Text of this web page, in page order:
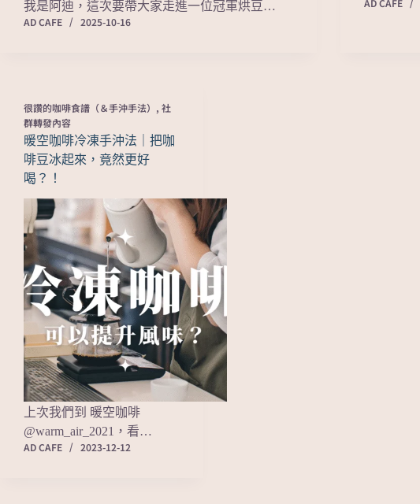
我是阿迪，這次要帶大家走進一位冠軍烘豆…
AD CAFE
2025-10-16
AD CAFE
很讚的咖啡食譜（＆手沖手法） , 社
群轉發內容
暖空咖啡冷凍手沖法｜把咖
啡豆冰起來，竟然更好
喝？！
上次我們到 暖空咖啡
@warm_air_2021，看…
AD CAFE
2023-12-12